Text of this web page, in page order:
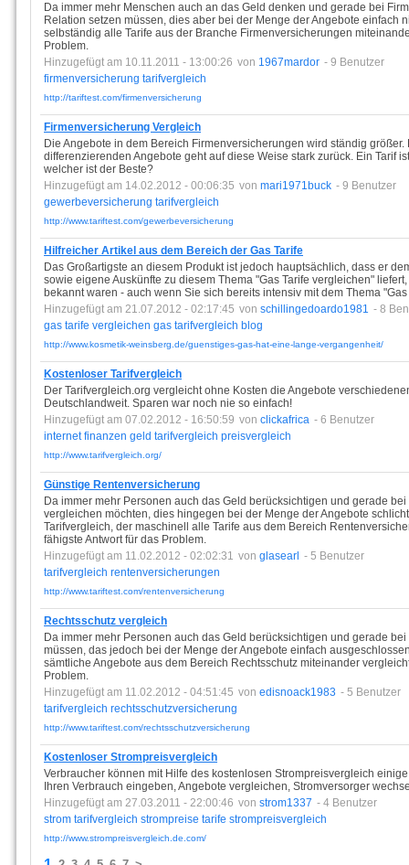
Da immer mehr Menschen auch an das Geld denken und gerade bei
Relation setzen müssen, dies aber bei der Menge der Angebote einfach
selbständig alle Tarife aus der Branche Firmenversicherungen
Problem.
Hinzugefügt am 10.11.2011 - 13:00:26 von 1967mardor - 9 Benutzer
firmenversicherung tarifvergleich
http://tariftest.com/firmenversicherung
Firmenversicherung Vergleich
Die Angebote in dem Bereich Firmenversicherungen wird ständig
differenzierenden Angebote geht auf diese Weise stark zurück. Ein Tarif
welcher ist der Beste?
Hinzugefügt am 14.02.2012 - 00:06:35 von mari1971buck - 9 Benutzer
gewerbeversicherung tarifvergleich
http://www.tariftest.com/gewerbeversicherung
Hilfreicher Artikel aus dem Bereich der Gas Tarife
Das Großartigste an diesem Produkt ist jedoch hauptsächlich, dass er
sowie eigene Auskünfte zu diesem Thema "Gas Tarife vergleichen"
bekannt waren - auch wenn Sie sich bereits intensiv mit dem Thema
Hinzugefügt am 21.07.2012 - 02:17:45 von schillingedoardo1981 - 8
gas tarife vergleichen gas tarifvergleich blog
http://www.kosmetik-weinsberg.de/guenstiges-gas-hat-eine-lange-vergangenheit/
Kostenloser Tarifvergleich
Der Tarifvergleich.org vergleicht ohne Kosten die Angebote
Deutschlandweit. Sparen war noch nie so einfach!
Hinzugefügt am 07.02.2012 - 16:50:59 von clickafrica - 6 Benutzer
internet finanzen geld tarifvergleich preisvergleich
http://www.tarifvergleich.org/
Günstige Rentenversicherung
Da immer mehr Personen auch das Geld berücksichtigen und gerade
vergleichen möchten, dies hingegen bei der Menge der Angebote
Tarifvergleich, der maschinell alle Tarife aus dem Bereich
fähigste Antwort für das Problem.
Hinzugefügt am 11.02.2012 - 02:02:31 von glasearl - 5 Benutzer
tarifvergleich rentenversicherungen
http://www.tariftest.com/rentenversicherung
Rechtsschutz vergleich
Da immer mehr Personen auch das Geld berücksichtigen und gerade
müssen, das jedoch bei der Menge der Angebote einfach
sämtliche Angebote aus dem Bereich Rechtsschutz miteinander
Problem.
Hinzugefügt am 11.02.2012 - 04:51:45 von edisnoack1983 - 5 Benutzer
tarifvergleich rechtsschutzversicherung
http://www.tariftest.com/rechtsschutzversicherung
Kostenloser Strompreisvergleich
Verbraucher können mit Hilfe des kostenlosen Strompreisvergleich
Ihren Verbrauch eingeben, Angebote vergleichen, Stromversorger
Hinzugefügt am 27.03.2011 - 22:00:46 von strom1337 - 4 Benutzer
strom tarifvergleich strompreise tarife strompreisvergleich
http://www.strompreisvergleich.de.com/